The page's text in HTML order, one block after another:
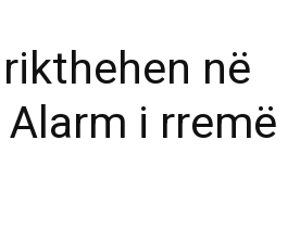
në
i rremë